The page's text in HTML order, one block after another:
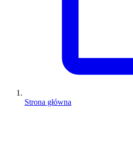
Strona główna